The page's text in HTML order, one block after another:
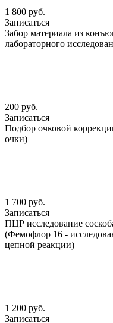
1 800 руб.
Записаться
Забор материала из
лабораторного
200 руб.
Записаться
Подбор очковой
очки)
1 700 руб.
Записаться
ПЦР исследование
(Фемофлор 16 -
цепной реакции)
1 200 руб.
Записаться